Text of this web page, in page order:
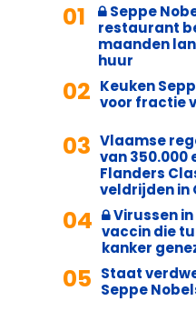
01
Seppe
restaurant
maanden
huur
02 Keuken
voor fractie
03 Vlaamse
van 350.000
Flanders
veldrijden in
04
Virussen
vaccin die
kanker
05 Staat
Seppe